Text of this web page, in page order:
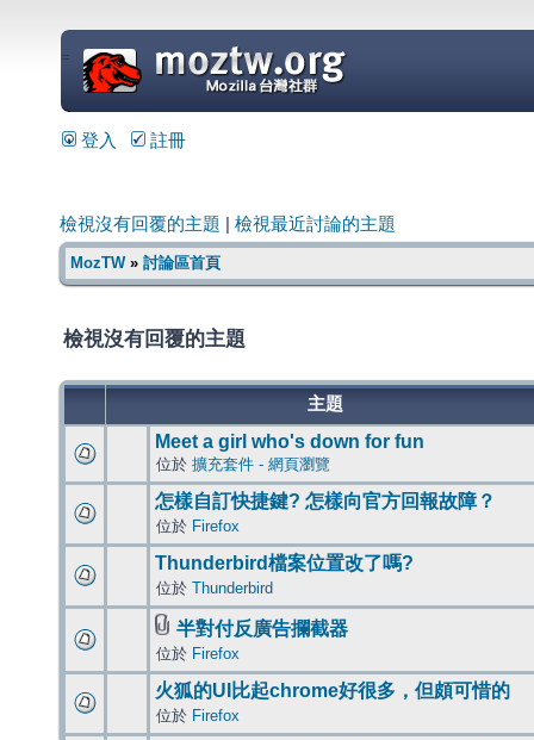
=
登入 註冊
檢視沒有回覆的主題 檢視最近討論的主題
MozTW» 討論區首頁
檢視沒有回覆的主題
主題
Meet a girl who's down for fun
位於 擴充套件 - 網頁瀏覽
怎樣自訂快捷鍵? 怎樣向官方回報故障？
位於 Firefox
Thunderbird檔案位置改了嗎?
位於 Thunderbird
半對付反廣告攔截器
位於 Firefox
火狐的UI比起chrome好很多，但頗可惜的
位於 Firefox